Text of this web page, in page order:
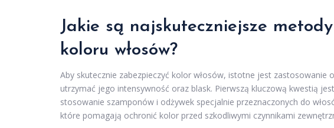
Jakie są najskuteczniejsze
koloru włosów?
Aby skutecznie zabezpieczyć kolor włosów, istotne jest
utrzymać jego intensywność oraz blask. Pierwszą kluczową kwestią jest
stosowanie szamponów i odżywek specjalnie przeznaczonych do
które pomagają ochronić kolor przed szkodliwymi czynnikami